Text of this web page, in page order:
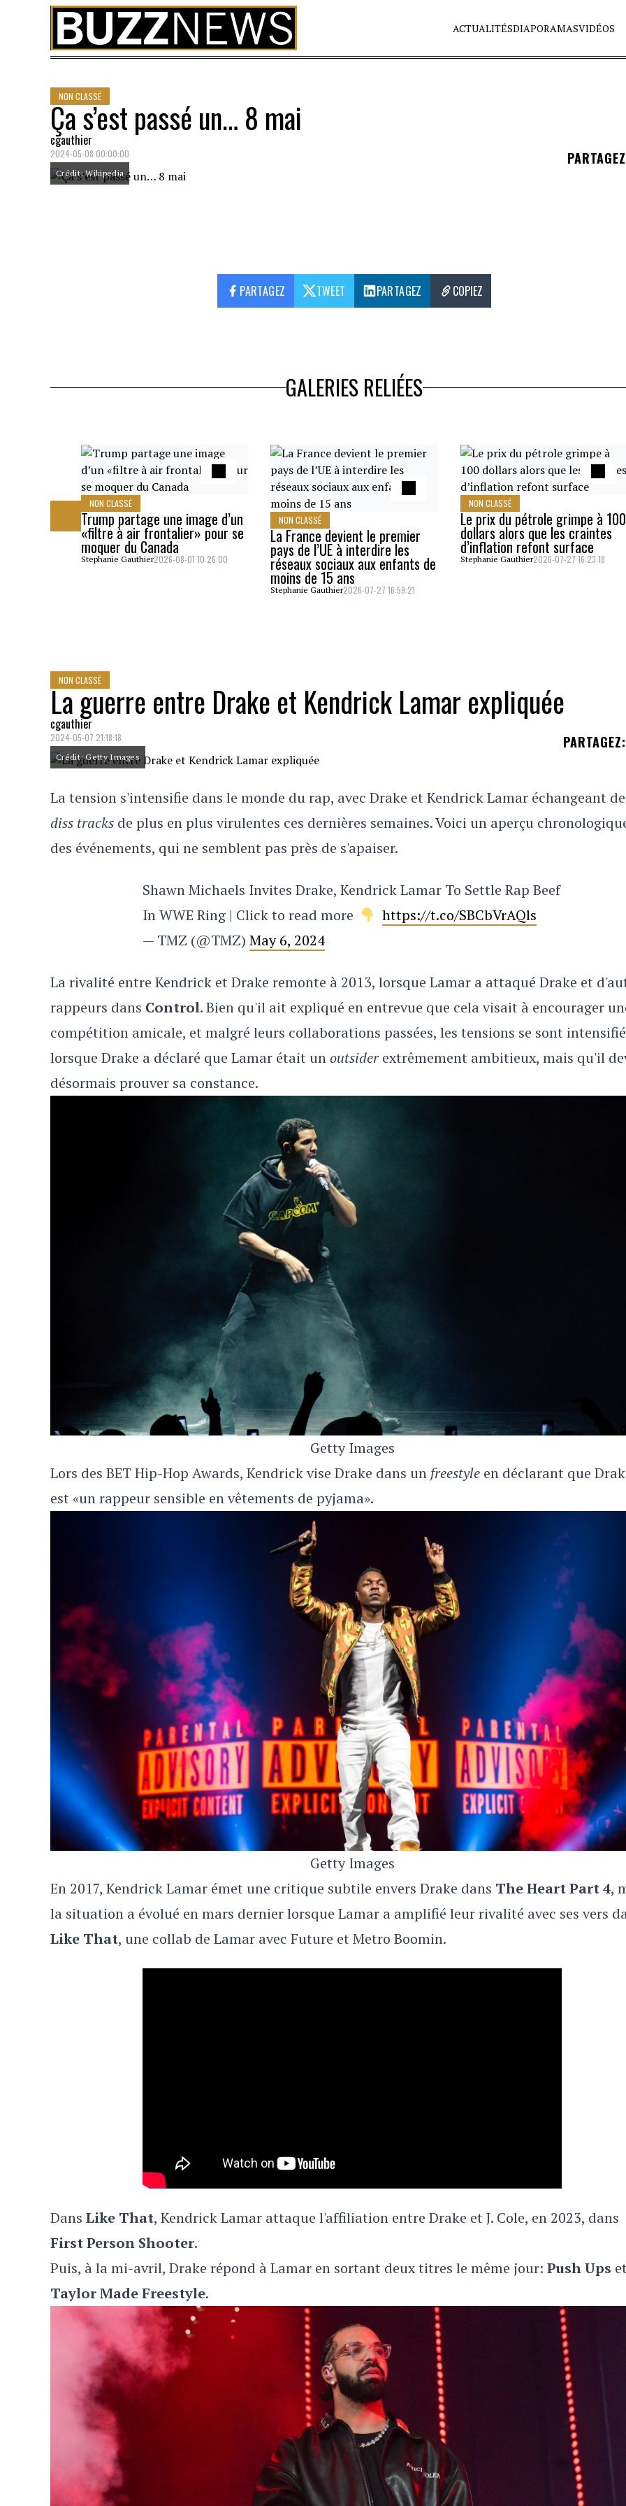
Skip to content
ACTUALITÉSDIAPORAMASVIDÉOS
NON CLASSÉ
Ça s’est passé un… 8 mai
cgauthier
2024-05-08 00:00:00 PARTAGEZ
Crédit: Wikipedia
PARTAGEZ TWEET PARTAGEZ COPIEZ
GALERIES RELIÉES
NON CLASSÉ
Trump partage une image d’un
«filtre à air frontalier» pour se
moquer du Canada
Stephanie Gauthier2026-08-01 10:26:00
NON CLASSÉ
La France devient le premier
pays de l’UE à interdire les
réseaux sociaux aux enfants de
moins de 15 ans
Stephanie Gauthier2026-07-27 16:59:21
NON CLASSÉ
Le prix du pétrole grimpe à 100
dollars alors que les craintes
d’inflation refont surface
Stephanie Gauthier2026-07-27 16:23:18
NON CLASSÉ
La guerre entre Drake et Kendrick Lamar expliquée
cgauthier
2024-05-07 21:18:18 PARTAGEZ:
Crédit: Getty Images
La tension s'intensifie dans le monde du rap, avec Drake et Kendrick Lamar échangeant
diss tracks de plus en plus virulentes ces dernières semaines. Voici un aperçu
des événements, qui ne semblent pas près de s'apaiser.
Shawn Michaels Invites Drake, Kendrick Lamar To Settle Rap Beef
In WWE Ring | Click to read more
https://t.co/SBCbVrAQls
— TMZ (@TMZ) May 6, 2024
La rivalité entre Kendrick et Drake remonte à 2013, lorsque Lamar a attaqué Drake et
rappeurs dans Control. Bien qu'il ait expliqué en entrevue que cela visait à encourager
compétition amicale, et malgré leurs collaborations passées, les tensions se sont
lorsque Drake a déclaré que Lamar était unoutsiderextrêmement ambitieux, mais qu'il
désormais prouver sa constance.
Getty Images
Lors des BET Hip-Hop Awards, Kendrick vise Drake dans un freestyle en déclarant que
est «un rappeur sensible en vêtements de pyjama».
Getty Images
En 2017, Kendrick Lamar émet une critique subtile envers Drake dans The Heart Part 4,
la situation a évolué en mars dernier lorsque Lamar a amplifié leur rivalité avec ses vers
Like That, une collab de Lamar avec Future et Metro Boomin.
Dans Like That, Kendrick Lamar attaque l'affiliation entre Drake et J. Cole, en 2023, dans
First Person Shooter.
Puis, à la mi-avril, Drake répond à Lamar en sortant deux titres le même jour: Push Ups
Taylor Made Freestyle.